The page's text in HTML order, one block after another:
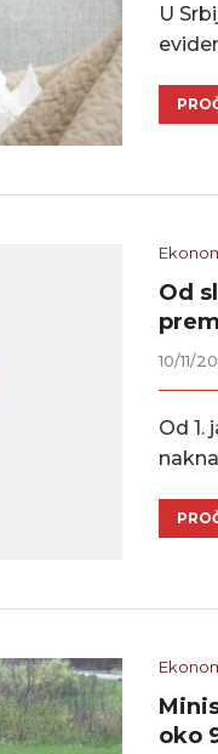
U
Od
10/11/
Od 1.
oko